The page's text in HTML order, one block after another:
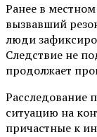
Ранее в
вызвавший
люди
Следствие не
продолжает
Расследование
ситуацию на
причастные к